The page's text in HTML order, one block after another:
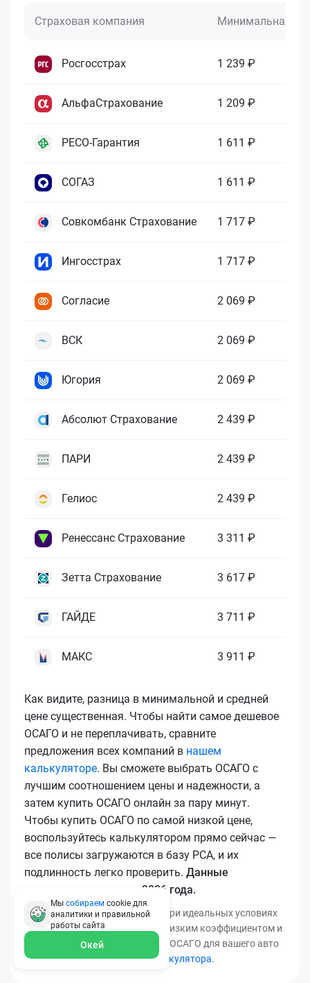
Страховая компания Минимальная
Росгосстрах 1 239 ₽
АльфаСтрахование 1 209 ₽
РЕСО-Гарантия 1 611 ₽
СОГАЗ 1 611 ₽
Совкомбанк Страхование 1 717 ₽
Ингосстрах 1 717 ₽
Согласие 2 069 ₽
ВСК 2 069 ₽
Югория 2 069 ₽
Абсолют Страхование 2 439 ₽
ПАРИ 2 439 ₽
Гелиос 2 439 ₽
Ренессанс Страхование 3 311 ₽
Зетта Страхование 3 617 ₽
ГАЙДЕ 3 711 ₽
МАКС 3 911 ₽
Как видите, разница в минимальной и средней
цене существенная. Чтобы найти самое дешевое
ОСАГО и не переплачивать, сравните
предложения всех компаний в нашем
калькуляторе. Вы сможете выбрать ОСАГО с
лучшим соотношением цены и надежности, а
затем купить ОСАГО онлайн за пару минут.
Чтобы купить ОСАГО по самой низкой цене,
воспользуйтесь калькулятором прямо сейчас —
все полисы загружаются в базу РСА, и их
подлинность легко проверить. Данные
актуальны для марта 2026 года.
*Минимальная цена получена при идеальных условиях
(безаварийный стаж, регион с низким коэффициентом и
т.д.). Узнать точную стоимость ОСАГО для вашего авто
можно с помощьюнашего калькулятора.
Мы собираем cookie для
аналитики и правильной
работы сайта
Окей